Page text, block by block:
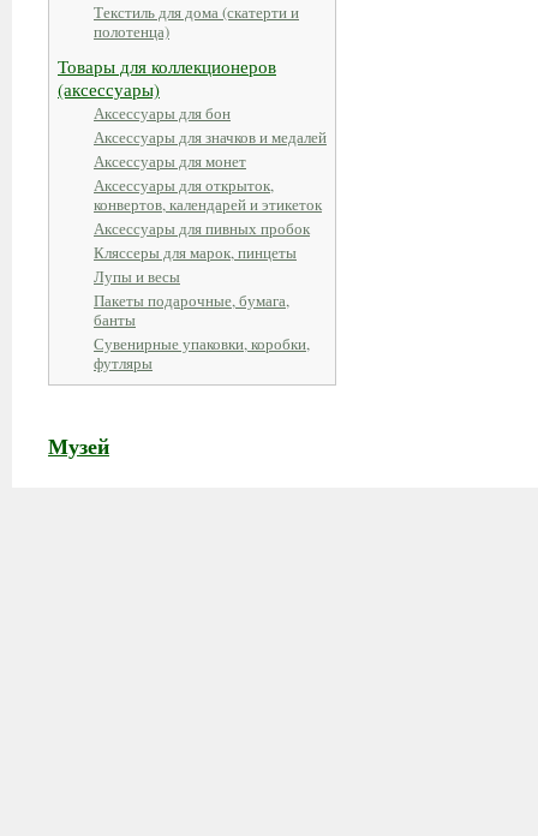
Текстиль для дома (скатерти и
полотенца)
Товары для коллекционеров
(аксессуары)
Аксессуары для бон
Аксессуары для значков и медалей
Аксессуары для монет
Аксессуары для открыток,
конвертов, календарей и этикеток
Аксессуары для пивных пробок
Кляссеры для марок, пинцеты
Лупы и весы
Пакеты подарочные, бумага,
банты
Сувенирные упаковки, коробки,
футляры
Музей